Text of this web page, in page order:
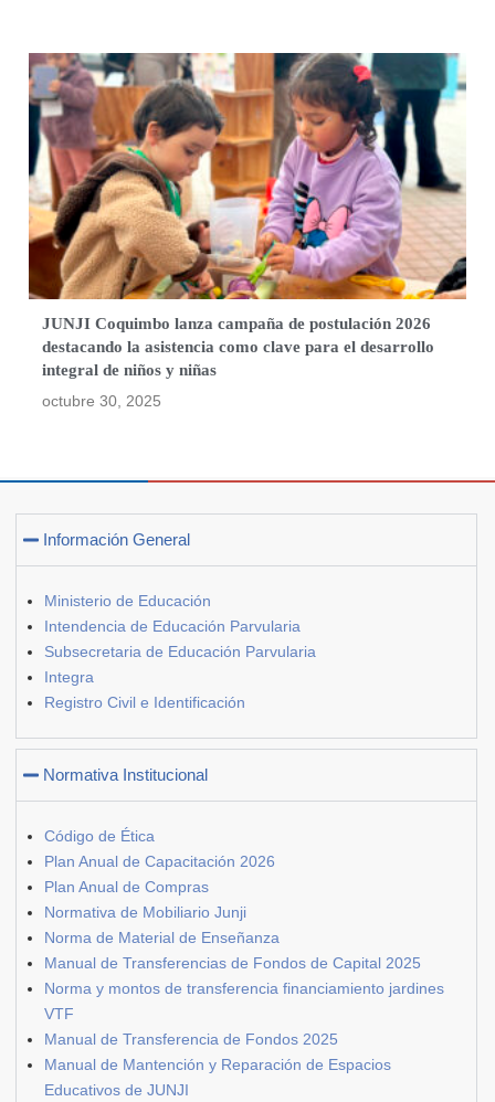
JUNJI Coquimbo lanza campaña de postulación 2026
destacando la asistencia como clave para el desarrollo
integral de niños y niñas
octubre 30, 2025
Información General
Ministerio de Educación
Intendencia de Educación Parvularia
Subsecretaria de Educación Parvularia
Integra
Registro Civil e Identificación
Normativa Institucional
Código de Ética
Plan Anual de Capacitación 2026
Plan Anual de Compras
Normativa de Mobiliario Junji
Norma de Material de Enseñanza
Manual de Transferencias de Fondos de Capital 2025
Norma y montos de transferencia financiamiento jardines
VTF
Manual de Transferencia de Fondos 2025
Manual de Mantención y Reparación de Espacios
Educativos de JUNJI